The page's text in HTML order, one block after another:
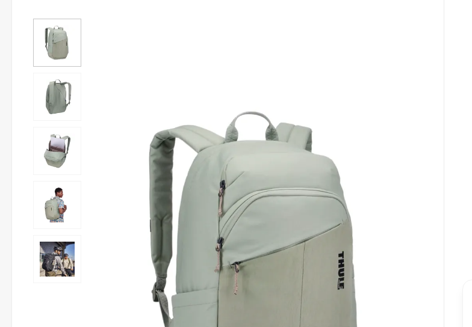
Добавляйте товары
Оплачивайте сегодня только
25
% картой любого банка